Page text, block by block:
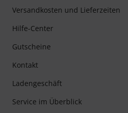
Versandkosten und Lieferzeiten
Hilfe-Center
Gutscheine
Kontakt
Ladengeschäft
Service im Überblick